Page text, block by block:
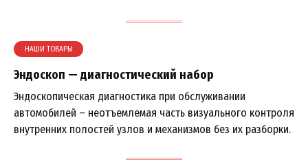
НАШИ ТОВАРЫ
Эндоскоп — диагностический набор
Эндоскопическая диагностика при обслуживании
автомобилей – неотъемлемая часть визуального контроля
внутренних полостей узлов и механизмов без их разборки.